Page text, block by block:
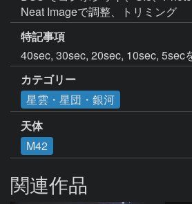
Neat Imageで調整、トリミング
特記事項
40sec, 30sec, 20sec, 10sec, 5sec
カテゴリー
星雲・星団・銀河
天体
M42
関連作品